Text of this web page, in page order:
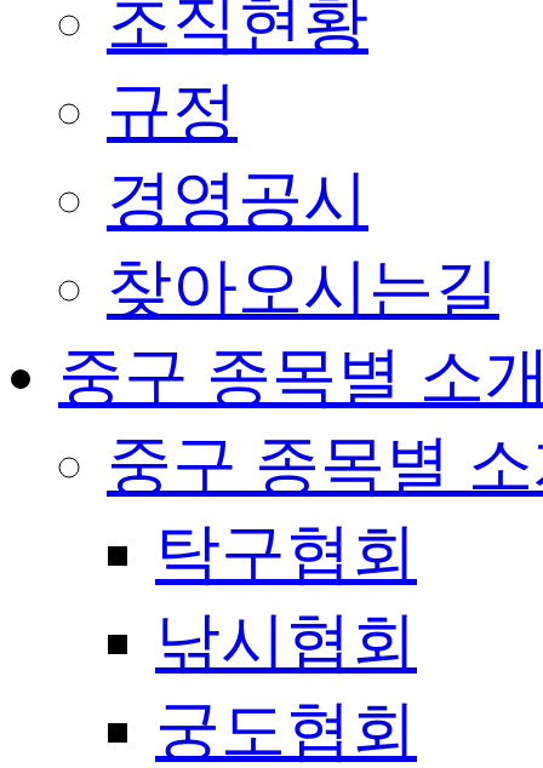
조직현황
규정
경영공시
찾아오시는길
중구 종목별 소
중구 종목별
탁구협회
낚시협회
궁도협회